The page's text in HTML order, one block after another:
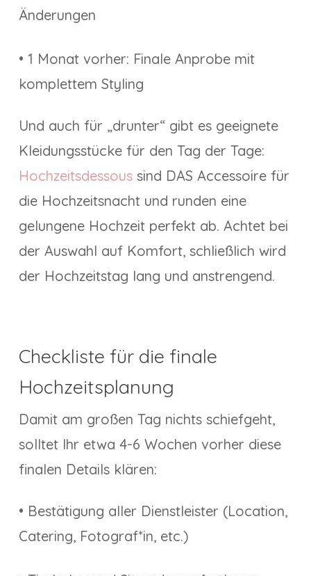
Änderungen
• 1 Monat vorher: Finale Anprobe mit
komplettem Styling
Und auch für „drunter“ gibt es geeignete
Kleidungsstücke für den Tag der Tage:
Hochzeitsdessoussind DAS Accessoire für
die Hochzeitsnacht und runden eine
gelungene Hochzeit perfekt ab. Achtet bei
der Auswahl auf Komfort, schließlich wird
der Hochzeitstag lang und anstrengend.
Checkliste für die finale
Hochzeitsplanung
Damit am großen Tag nichts schiefgeht,
solltet Ihr etwa 4-6 Wochen vorher diese
finalen Details klären:
• Bestätigung aller Dienstleister (Location,
Catering, Fotograf*in, etc.)